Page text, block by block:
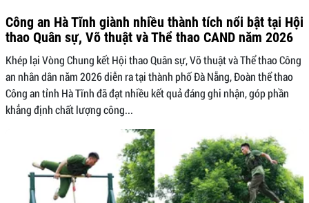
Công an Hà Tĩnh giành nhiều thành tích nổi bật tại Hội
thao Quân sự, Võ thuật và Thể thao CAND năm 2026
Khép lại Vòng Chung kết Hội thao Quân sự, Võ thuật và Thể thao Công
an nhân dân năm 2026 diễn ra tại thành phố Đà Nẵng, Đoàn thể thao
Công an tỉnh Hà Tĩnh đã đạt nhiều kết quả đáng ghi nhận, góp phần
khẳng định chất lượng công...